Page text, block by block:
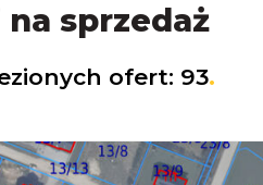
na sprzedaż
ofert: 93